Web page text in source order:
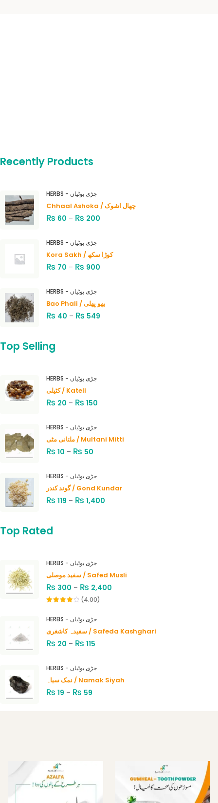
Recently Products
HERBS - جڑی بوٹیاں
Chhaal Ashoka / چھال اشوک
₨ 60 – ₨ 200
HERBS - جڑی بوٹیاں
Kora Sakh / کوڑا سکھ
₨ 70 – ₨ 900
HERBS - جڑی بوٹیاں
Bao Phali / بھو پھلی
₨ 40 – ₨ 549
Top Selling
HERBS - جڑی بوٹیاں
کٹیلی / Kateli
₨ 20 – ₨ 150
HERBS - جڑی بوٹیاں
ملتانی مٹی / Multani Mitti
₨ 10 – ₨ 50
HERBS - جڑی بوٹیاں
گوند کندر / Gond Kundar
₨ 119 – ₨ 1,400
Top Rated
HERBS - جڑی بوٹیاں
سفید موصلی / Safed Musli
₨ 300 – ₨ 2,400
of 5
(4.00)
HERBS - جڑی بوٹیاں
سفیدہ کاشغری / Safeda Kashghari
₨ 20 – ₨ 115
HERBS - جڑی بوٹیاں
نمک سیاہ / Namak Siyah
₨ 19 – ₨ 59